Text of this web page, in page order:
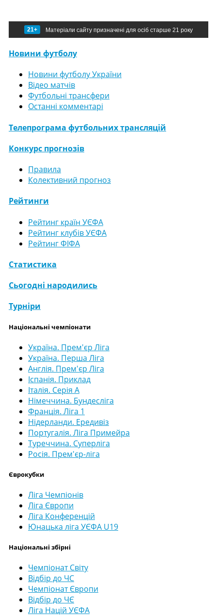
21+ Матеріали сайту призначені для осіб старше 21 року
Новини футболу
Новини футболу України
Відео матчів
Футбольні трансфери
Останні комментарі
Телепрограма футбольних трансляцій
Конкурс прогнозів
Правила
Колективний прогноз
Рейтинги
Рейтинг країн УЄФА
Рейтинг клубів УЄФА
Рейтинг ФІФА
Статистика
Сьогодні народились
Турніри
Національні чемпіонати
Україна. Прем'єр Ліга
Україна. Перша Ліга
Англія. Прем'єр Ліга
Іспанія. Приклад
Італія. Серія А
Німеччина. Бундесліга
Франція. Ліга 1
Нідерланди. Ередивіз
Португалія. Ліга Примейра
Туреччина. Суперліга
Росія. Прем'єр-ліга
Єврокубки
Ліга Чемпіонів
Ліга Європи
Ліга Конференцій
Юнацька ліга УЄФА U19
Національні збірні
Чемпіонат Світу
Відбір до ЧС
Чемпіонат Європи
Відбір до ЧЄ
Ліга Націй УЄФА